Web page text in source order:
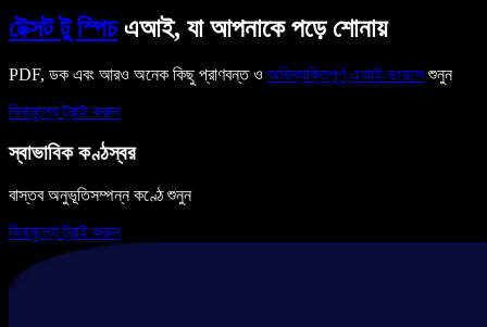
টেক্সট টু স্পিচএআই, যা আপনাকে পড়ে শোনায়
PDF, ডক এবং আরও অনেক কিছু প্রাণবন্ত ও অভিব্যক্তিপূর্ণ এআই ভয়েসেশুনুন
বিনামূল্যে ট্রাই করুন
স্বাভাবিক কণ্ঠস্বর
বাস্তব অনুভূতিসম্পন্ন কণ্ঠে শুনুন
বিনামূল্যে ট্রাই করুন